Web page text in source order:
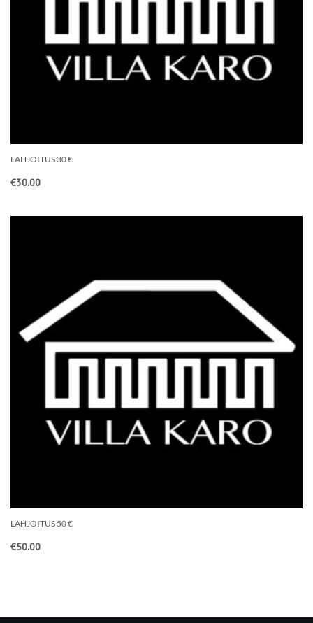
LAHJOITUS 30 €
€30.00
LAHJOITUS 50 €
€50.00